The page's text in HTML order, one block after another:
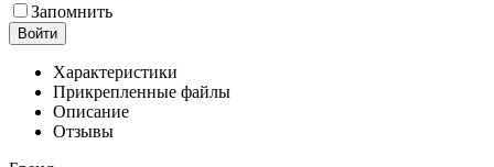
Запомнить
Войти
Характеристики
Прикрепленные файлы
Описание
Отзывы